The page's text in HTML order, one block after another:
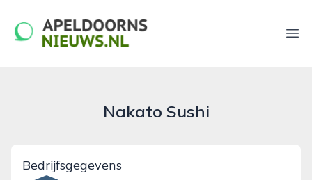
apeldoornsnieuws.nl
Nakato Sushi
Bedrijfsgegevens